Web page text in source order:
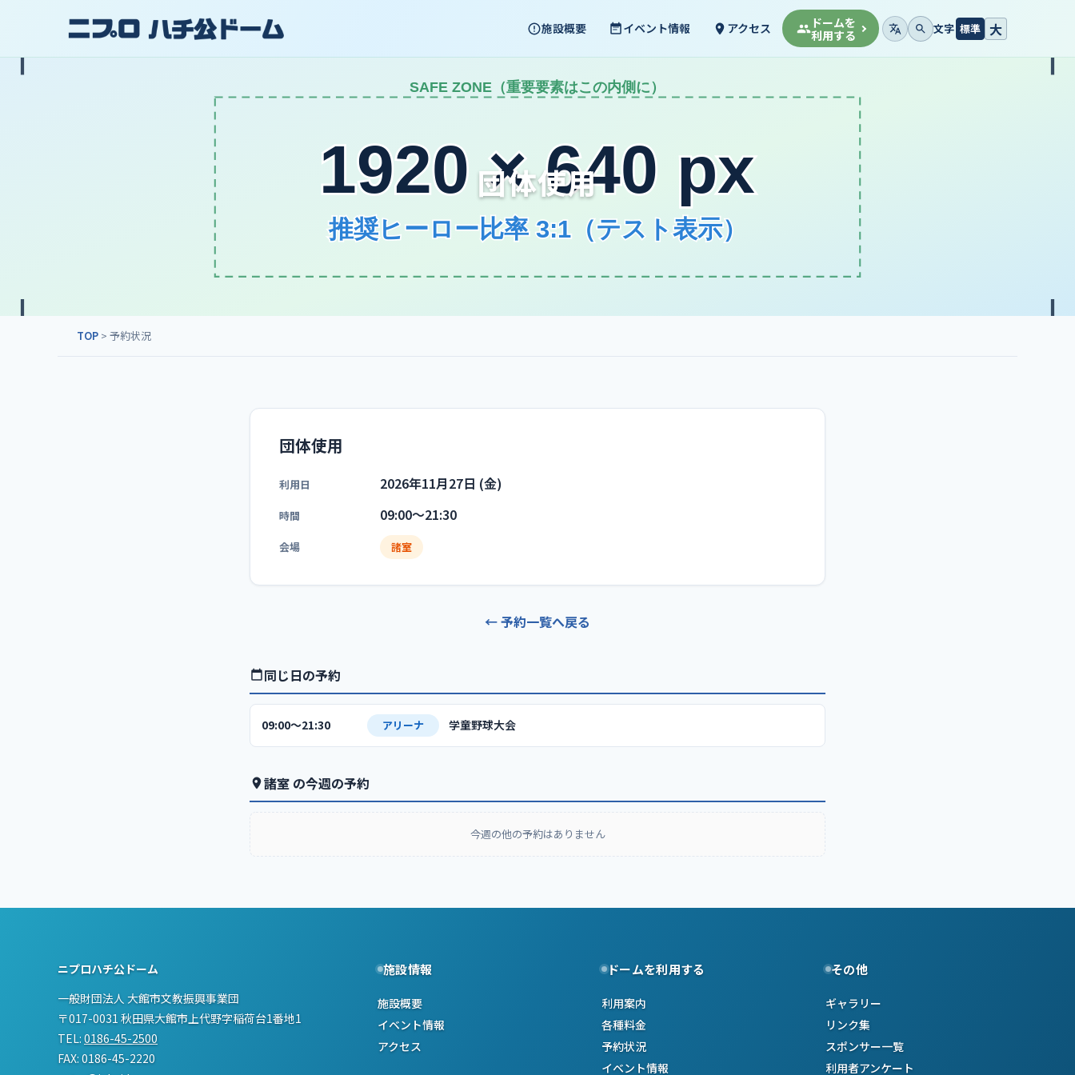
施設概要 イベント情報 アクセス
ドームを
利用する
文字 標準 大
団体使用
TOP > 予約状況
団体使用
利用日 2026年11月27日 (金)
時間 09:00〜21:30
会場 諸室
← 予約一覧へ戻る
同じ日の予約
09:00〜21:30 アリーナ 学童野球大会
諸室 の今週の予約
今週の他の予約はありません
ニプロハチ公ドーム
一般財団法人 大館市文教振興事業団
〒017-0031 秋田県大館市上代野字稲荷台1番地1
TEL: 0186-45-2500
FAX: 0186-45-2220
施設情報
施設概要
イベント情報
アクセス
ドームを利用する
利用案内
各種料金
予約状況
イベント情報
その他
ギャラリー
リンク集
スポンサー一覧
利用者アンケート